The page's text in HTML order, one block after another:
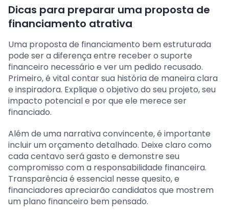
Dicas para preparar uma proposta de
financiamento atrativa
Uma proposta de financiamento bem estruturada
pode ser a diferença entre receber o suporte
financeiro necessário e ver um pedido recusado.
Primeiro, é vital contar sua história de maneira clara
e inspiradora. Explique o objetivo do seu projeto, seu
impacto potencial e por que ele merece ser
financiado.
Além de uma narrativa convincente, é importante
incluir um orçamento detalhado. Deixe claro como
cada centavo será gasto e demonstre seu
compromisso com a responsabilidade financeira.
Transparência é essencial nesse quesito, e
financiadores apreciarão candidatos que mostrem
um plano financeiro bem pensado.